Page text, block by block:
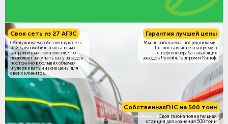
СобственнаяГНС на 500 тонн
Своя газонаполнительная
станция для хранения 500 тонн
Своя сеть из 27 АГЗС
Обслуживаем собственную сеть
из 27 автомобильных газовых
заправочных комплексов, что
позволяет закупать газ у заводов
постоянно в больших объёмах
и удерживать низкие цены для
своих клиентов.
Гарантия лучшей цены
Мы не работаем с посредниками.
Газ поставляется напрямую
с нефтеперерабатывающих
заводов Лукойл, Газпром и Кинеф.